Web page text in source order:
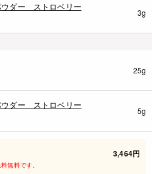
ウダー ストロベリー
3g
25g
ウダー ストロベリー
5g
3,464円
無料です。